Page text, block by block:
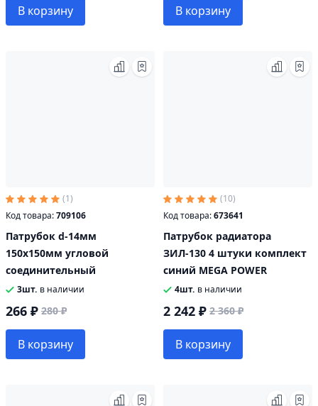
В корзину В корзину
(1)
Код товара:709106
Патрубок d-14мм
150х150мм угловой
соединительный
3шт. в наличии
266 ₽ 280 ₽
В корзину
(10)
Код товара:673641
Патрубок радиатора
ЗИЛ-130 4 штуки комплект
синий MEGA POWER
4шт. в наличии
2 242 ₽ 2 360 ₽
В корзину